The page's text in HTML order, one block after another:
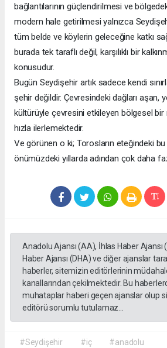
bağlantılarının güçlendirilmesi ve
modern hale getirilmesi yalnızca
tüm belde ve köylerin geleceğine katkı
burada tek taraflı değil, karşılıklı bir
konusudur.
Bugün Seydişehir artık sadece kendi
şehir değildir. Çevresindeki dağları aşan,
kültürüyle çevresini etkileyen bölgesel
hızla ilerlemektedir.
Ve görünen o ki; Torosların eteğindeki
önümüzdeki yıllarda adından çok daha
Anadolu Ajansı (AA), İhlas Haber Ajansı
Haber Ajansı (DHA) ve diğer ajanslar
haberler, sitemizin editörlerinin
kanallarından çekilmektedir. Bu
muhataplar haberi geçen ajanslar olup
editörü sorumlu tutulamaz...
#Seydişehir #iç #anadolu